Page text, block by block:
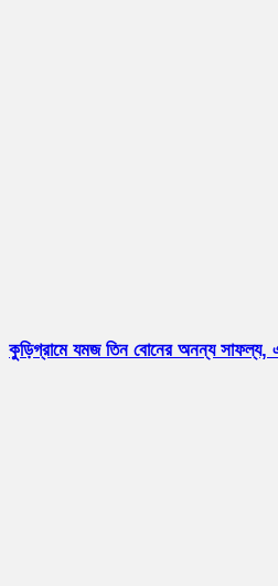
কুড়িগ্রামে যমজ তিন বোনের অনন্য সাফল্য,